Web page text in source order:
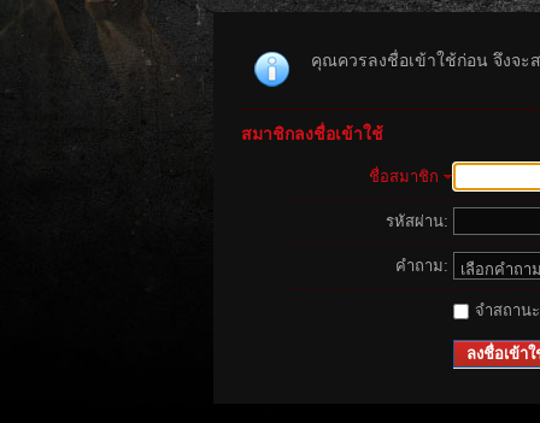
คุณควรลงชื่อเข้าใช้ก่อน จึงจะ
สมาชิกลงชื่อเข้าใช้
ชื่อสมาชิก
รหัสผ่าน:
คำถาม:
จำสถาน
ลงชื่อเข้าใ